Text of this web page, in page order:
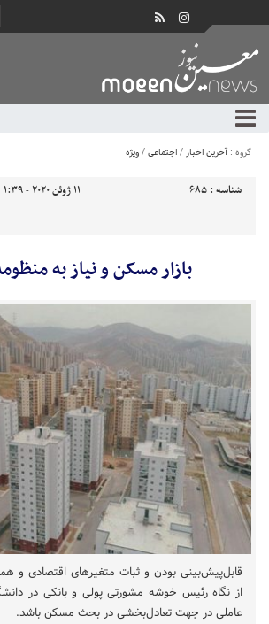
گروه : آخرین اخبار/اجتماعی/ویژه
شناسه : 685 11 ژوئن 2020 - 1:39
بازار مسکن و نیاز به
قابل‌پیش‌بینی بودن و ثبات متغیرهای اقتصادی و
از نگاه رئیس خوشه مشورتی پولی و بانکی در
عاملی در جهت تعادل‌بخشی در بحث مسکن باشد.